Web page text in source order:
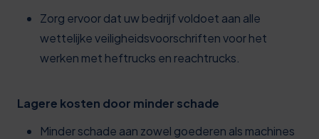
Zorg ervoor dat uw bedrijf voldoet aan alle
wettelijke veiligheidsvoorschriften voor het
werken met heftrucks en reachtrucks.
Lagere kosten door minder schade
Minder schade aan zowel goederen als machines